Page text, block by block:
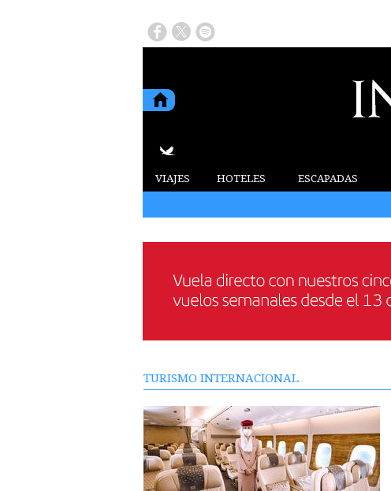
VIAJES HOTELES ESCAPADAS
TURISMO INTERNACIONAL